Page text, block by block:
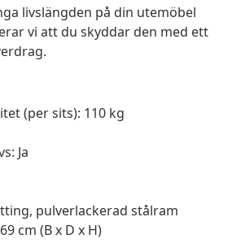
livslängden på din utemöbel
vi att du skyddar den med ett
(per sits): 110 kg
Ja
pulverlackerad stålram
cm (B x D x H)